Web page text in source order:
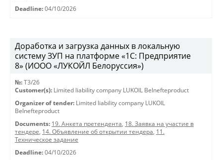
Deadline: 04/10/2026
Доработка и загрузка данных в локальную
систему ЗУП на платформе «1С: Предприятие
8» (ИООО «ЛУКОЙЛ Белоруссия»)
№: T3/26
Customer(s): Limited liability company LUKOIL Belnefteproduct
Organizer of tender: Limited liability company LUKOIL
Belnefteproduct
Documents: 19. Анкета претендента, 18. Заявка на участие в
тендере, 14. Объявление об открытии тендера, 11.
Техническое задание
Deadline: 04/10/2026